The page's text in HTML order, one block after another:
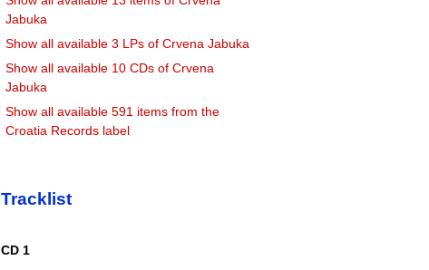
Jabuka
Show all available 3 LPs of Crvena Jabuka
Show all available 10 CDs of Crvena
Jabuka
Show all available 591 items from the
Croatia Records label
Tracklist
CD 1